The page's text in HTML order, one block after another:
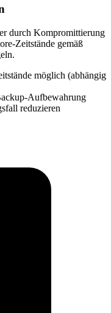
durch Kompromittierung
Zeitstände gemäß
möglich (abhängig
Aufbewahrung
reduzieren